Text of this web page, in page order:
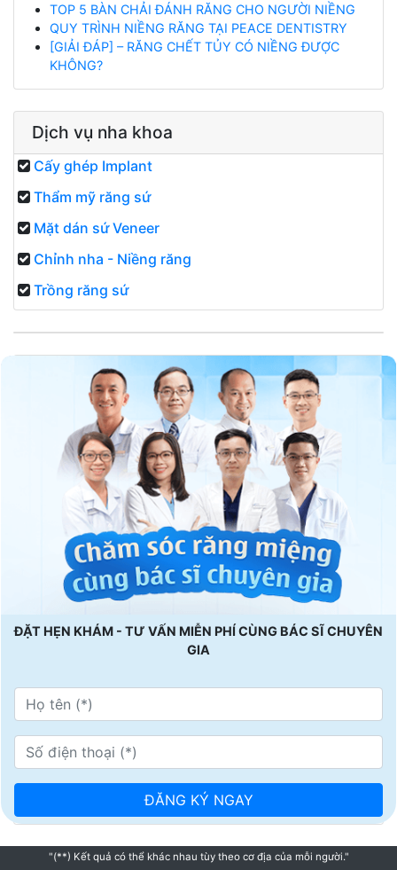
TOP 5 BÀN CHẢI ĐÁNH RĂNG CHO NGƯỜI NIỀNG
QUY TRÌNH NIỀNG RĂNG TẠI PEACE DENTISTRY
[GIẢI ĐÁP] – RĂNG CHẾT TỦY CÓ NIỀNG ĐƯỢC
KHÔNG?
Dịch vụ nha khoa
Cấy ghép Implant
Thẩm mỹ răng sứ
Mặt dán sứ Veneer
Chỉnh nha - Niềng răng
Trồng răng sứ
ĐẶT HẸN KHÁM - TƯ VẤN MIỄN PHÍ CÙNG BÁC SĨ CHUYÊN
GIA
"(**) Kết quả có thể khác nhau tùy theo cơ địa của mỗi người."